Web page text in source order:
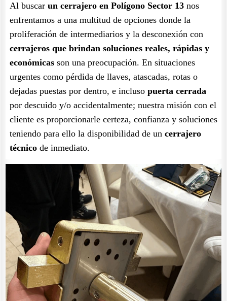
Al buscar un cerrajero en Polígono Sector 13 nos
enfrentamos a una multitud de opciones donde la
proliferación de intermediarios y la desconexión con
cerrajeros que brindan soluciones reales, rápidas y
económicas son una preocupación. En situaciones
urgentes como pérdida de llaves, atascadas, rotas o
dejadas puestas por dentro, e incluso puerta cerrada
por descuido y/o accidentalmente; nuestra misión con el
cliente es proporcionarle certeza, confianza y soluciones
teniendo para ello la disponibilidad de un cerrajero
técnico de inmediato.